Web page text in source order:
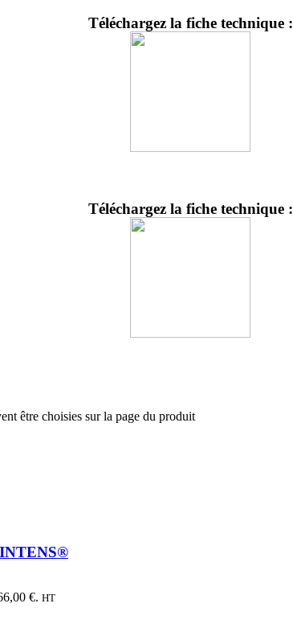
Téléchargez la fiche technique :
Téléchargez la fiche technique :
être choisies sur la page du produit
INTENS®
€. HT